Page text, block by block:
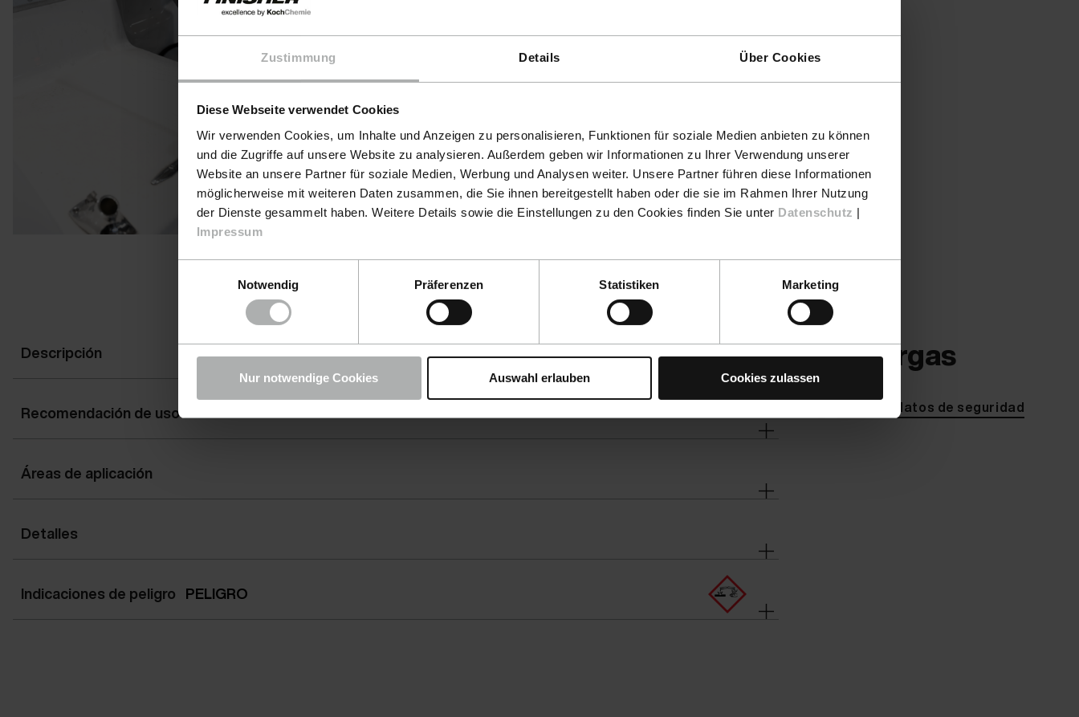
Zustimmung Details Über Cookies
Diese Webseite verwendet Cookies
Wir verwenden Cookies, um Inhalte und Anzeigen zu personalisieren, Funktionen für soziale Medien anbieten zu können
und die Zugriffe auf unsere Website zu analysieren. Außerdem geben wir Informationen zu Ihrer Verwendung unserer
Website an unsere Partner für soziale Medien, Werbung und Analysen weiter. Unsere Partner führen diese Informationen
möglicherweise mit weiteren Daten zusammen, die Sie ihnen bereitgestellt haben oder die sie im Rahmen Ihrer Nutzung
der Dienste gesammelt haben. Weitere Details sowie die Einstellungen zu den Cookies finden Sie unter Datenschutz |
Impressum
Notwendig
Präferenzen Statistiken Marketing
Nur notwendige Cookies Auswahl erlauben Cookies zulassen
Descripción
Recomendación de uso
Áreas de aplicación
Detalles
Indicaciones de peligro PELIGRO
Descargas
Ficha de datos de seguridad